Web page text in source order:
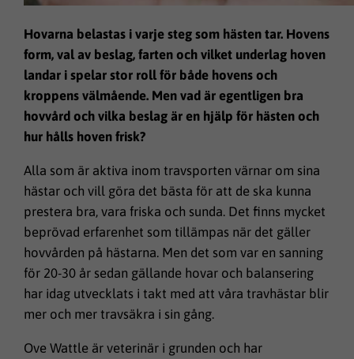
Hovarna belastas i varje steg som hästen tar. Hovens
form, val av beslag, farten och vilket underlag hoven
landar i spelar stor roll för både hovens och
kroppens välmående. Men vad är egentligen bra
hovvård och vilka beslag är en hjälp för hästen och
hur hålls hoven frisk?
Alla som är aktiva inom travsporten värnar om sina
hästar och vill göra det bästa för att de ska kunna
prestera bra, vara friska och sunda. Det finns mycket
beprövad erfarenhet som tillämpas när det gäller
hovvården på hästarna. Men det som var en sanning
för 20-30 år sedan gällande hovar och balansering
har idag utvecklats i takt med att våra travhästar blir
mer och mer travsäkra i sin gång.
Ove Wattle är veterinär i grunden och har